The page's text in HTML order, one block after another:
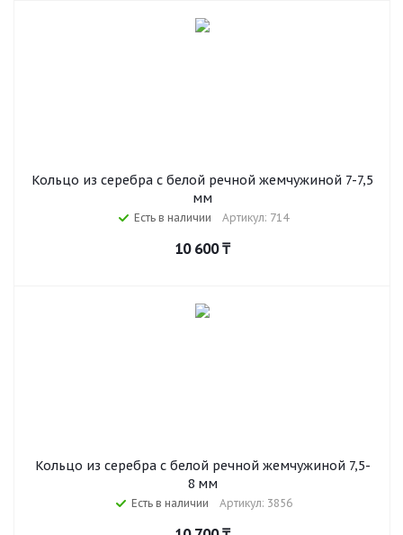
Кольцо из серебра с белой речной жемчужиной 7-7,5
мм
Есть в наличии Артикул: 714
10 600₸
Кольцо из серебра с белой речной жемчужиной 7,5-
8 мм
Есть в наличии Артикул: 3856